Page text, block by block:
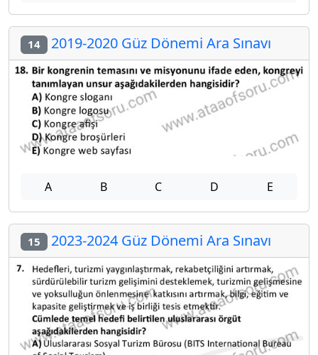
14 2019-2020 Güz Dönemi Ara Sınavı
A B C D E
15 2023-2024 Güz Dönemi Ara Sınavı